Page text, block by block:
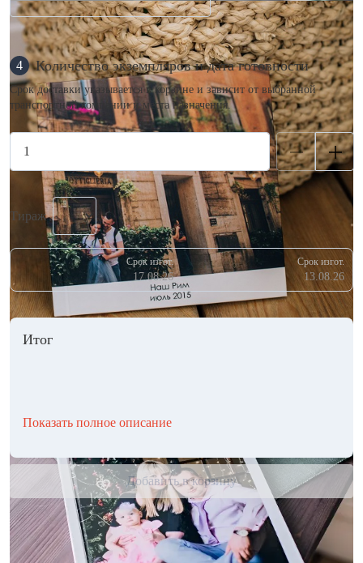
4 Количество экземпляров и дата готовности
Срок доставки указывается в корзине и зависит от выбранной
транспортной компании и места назначения.
Тираж
Срок изгот.
17.08.26
Срок изгот.
13.08.26
Итог
Показать полное описание
Добавить в корзину